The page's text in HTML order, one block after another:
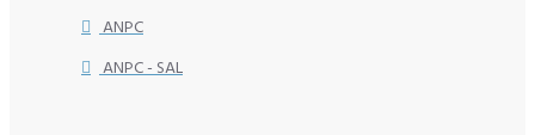
ANPC
ANPC - SAL